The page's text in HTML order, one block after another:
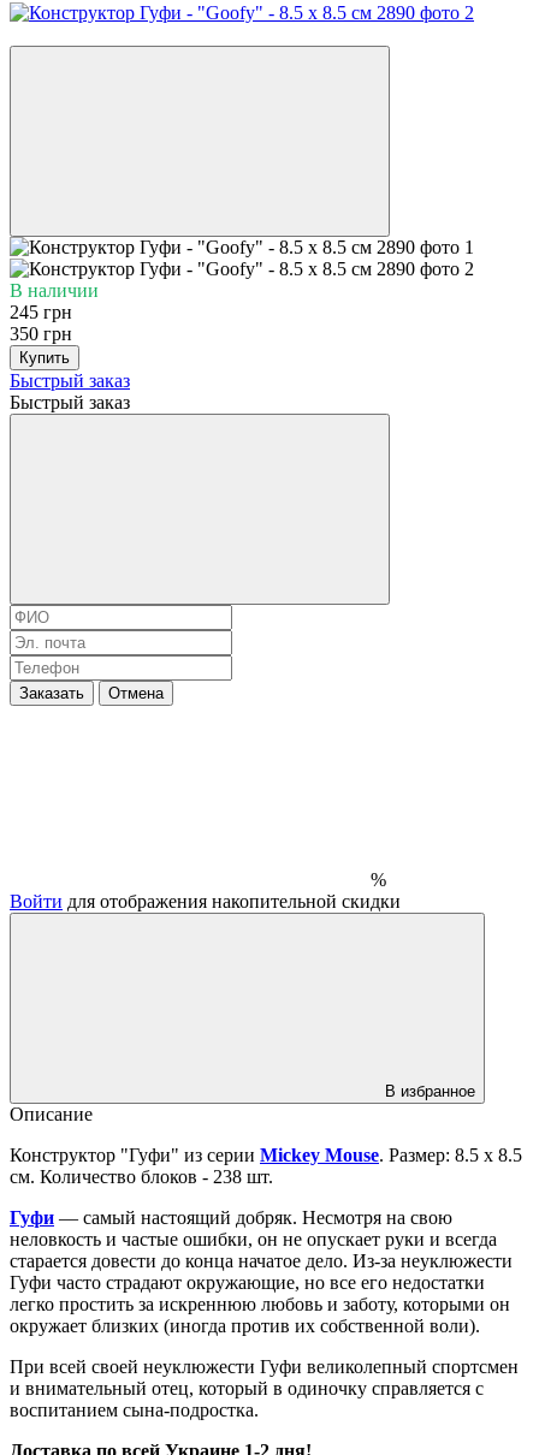
В наличии
245 грн
350 грн
Купить
Быстрый заказ
Быстрый заказ
Заказать Отмена
%
Войти для отображения накопительной скидки
В избранное
Описание
Конструктор "Гуфи" из серии Mickey Mouse. Размер: 8.5 х 8.5
см. Количество блоков - 238 шт.
Гуфи — самый настоящий добряк. Несмотря на свою
неловкость и частые ошибки, он не опускает руки и всегда
старается довести до конца начатое дело. Из-за неуклюжести
Гуфи часто страдают окружающие, но все его недостатки
легко простить за искреннюю любовь и заботу, которыми он
окружает близких (иногда против их собственной воли).
При всей своей неуклюжести Гуфи великолепный спортсмен
и внимательный отец, который в одиночку справляется с
воспитанием сына-подростка.
Доставка по всей Украине 1-2 дня!